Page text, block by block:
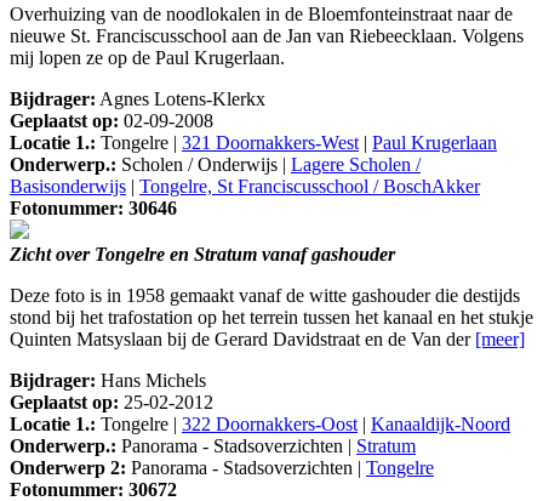
Overhuizing van de noodlokalen in de Bloemfonteinstraat naar de
nieuwe St. Franciscusschool aan de Jan van Riebeecklaan. Volgens
mij lopen ze op de Paul Krugerlaan.
Bijdrager: Agnes Lotens-Klerkx
Geplaatst op: 02-09-2008
Locatie 1.: Tongelre | 321 Doornakkers-West | Paul Krugerlaan
Onderwerp.: Scholen / Onderwijs | Lagere Scholen /
Basisonderwijs | Tongelre, St Franciscusschool / BoschAkker
Fotonummer: 30646
Zicht over Tongelre en Stratum vanaf gashouder
Deze foto is in 1958 gemaakt vanaf de witte gashouder die destijds
stond bij het trafostation op het terrein tussen het kanaal en het stukje
Quinten Matsyslaan bij de Gerard Davidstraat en de Van der [meer]
Bijdrager: Hans Michels
Geplaatst op: 25-02-2012
Locatie 1.: Tongelre | 322 Doornakkers-Oost | Kanaaldijk-Noord
Onderwerp.: Panorama - Stadsoverzichten | Stratum
Onderwerp 2: Panorama - Stadsoverzichten | Tongelre
Fotonummer: 30672